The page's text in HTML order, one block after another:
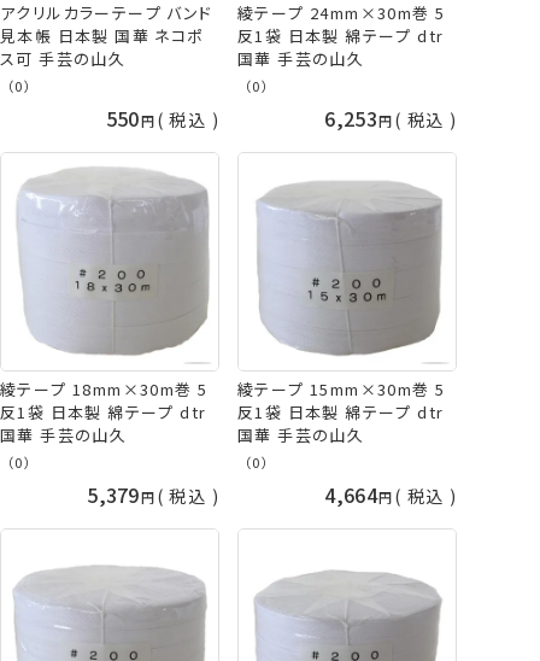
アクリルカラーテープ バンド
見本帳 日本製 国華 ネコポ
ス可 手芸の山久
（0）
550 税込
綾テープ 24mm×30m巻 5
反1袋 日本製 綿テープ dtr
国華 手芸の山久
（0）
6,253 税込
綾テープ 18mm×30m巻 5
反1袋 日本製 綿テープ dtr
国華 手芸の山久
（0）
5,379 税込
綾テープ 15mm×30m巻 5
反1袋 日本製 綿テープ dtr
国華 手芸の山久
（0）
4,664 税込